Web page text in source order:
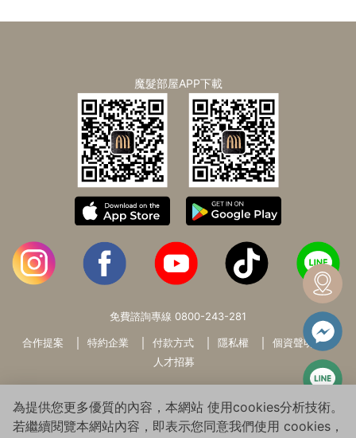
魔髮部屋APP下載
免費諮詢專線 0800-243-281
合作提案 特約企業 付款方式 隱私權
個資聲明
人才招募
為提供您更多優質的內容，本網站 使用cookies分析技術。
若繼續閱覽本網站內容，即表示您同意我們使用 cookies，